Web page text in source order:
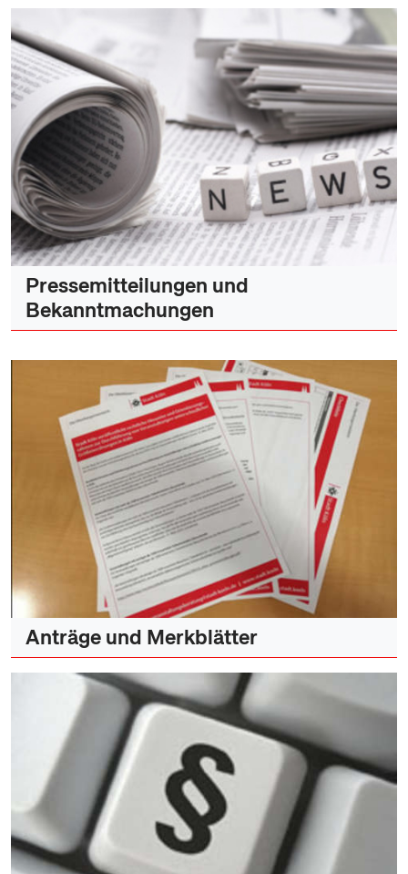
Pressemitteilungen und
Bekanntmachungen
Anträge und Merkblätter